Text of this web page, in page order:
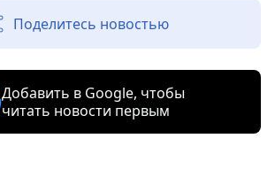
Поделитесь новостью
Добавить в Google, чтобы
читать новости первым